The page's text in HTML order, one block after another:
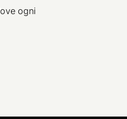
ogni